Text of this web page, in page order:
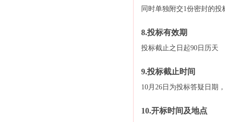
同时单独附交1份密封的
8.投标有效期
投标截止之日起90日历天
9.投标截止时间
10月26日为投标答疑日期
10.开标时间及地点